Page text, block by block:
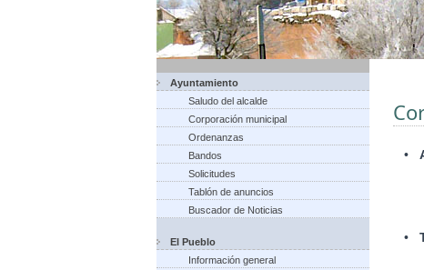
Ayuntamiento
Saludo del alcalde
Corporación municipal
Ordenanzas
Bandos
Solicitudes
Tablón de anuncios
Buscador de Noticias
El Pueblo
Información general
•
•